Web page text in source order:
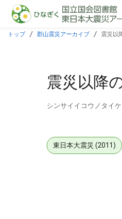
本文に飛ぶ
トップ 郡山震災アーカイブ 震災以
震災以降
シンサイイコウノタイ
東日本大震災 (2011)